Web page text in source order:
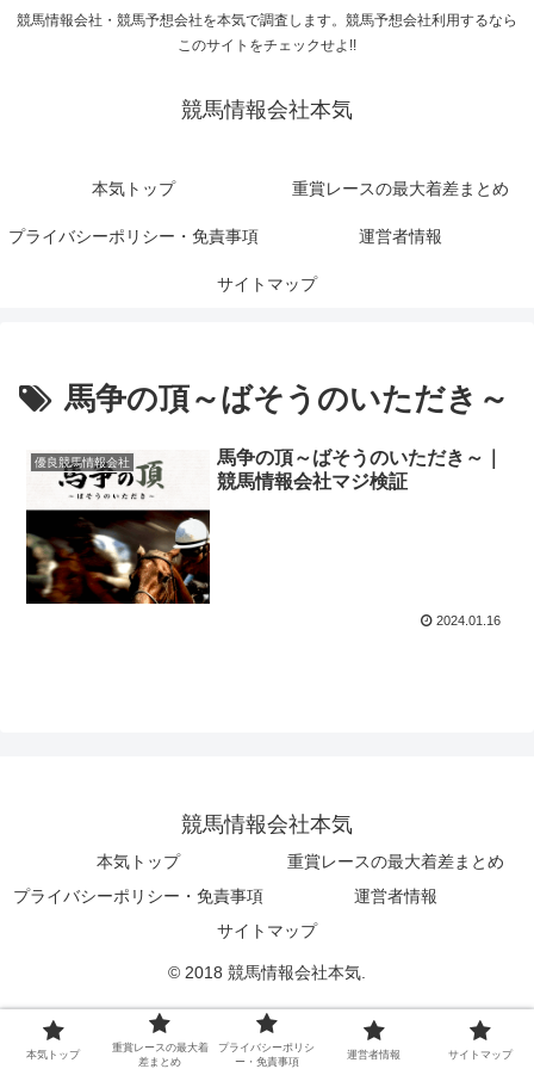
競馬情報会社・競馬予想会社を本気で調査します。競馬予想会社利用するなら
このサイトをチェックせよ!!
競馬情報会社本気
本気トップ 重賞レースの最大着差まとめ
プライバシーポリシー・免責事項 運営者情報
サイトマップ
馬争の頂～ばそうのいただき～
優良競馬情報会社
馬争の頂～ばそうのいただき～｜
競馬情報会社マジ検証
2024.01.16
競馬情報会社本気
本気トップ
重賞レースの最大着差まとめ
プライバシーポリシー・免責事項
運営者情報
サイトマップ
© 2018 競馬情報会社本気.
本気トップ
重賞レースの最大着
差まとめ
プライバシーポリシ
ー・免責事項
運営者情報 サイトマップ